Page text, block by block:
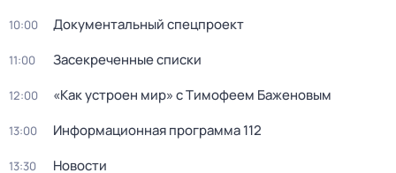
10:00 Документальный спецпроект
11:00 Заcекрeченные списки
12:00 «Как устроен мир» с Тимофеем Баженовым
13:00 Информационная программа 112
13:30 Новости